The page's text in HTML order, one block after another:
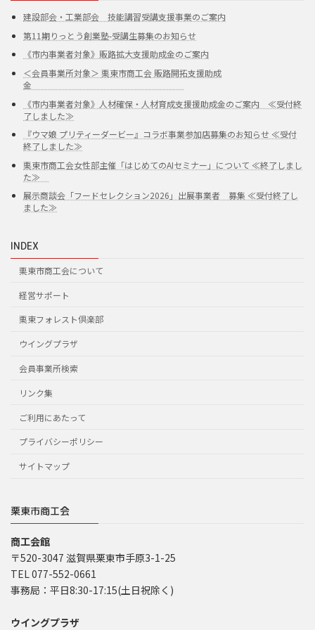
建設部会・工業部会 技能講習受講支援事業のご案内
第11期りっとう創業塾-受講生募集のお知らせ
《市内事業者対象》販路拡大支援助成金のご案内
＜会員事業所対象＞ 栗東市商工会 販路開拓支援助成
金
《市内事業者対象》人材確保・人材育成支援援助成金のご案内 ≪受付終
了しました≫
『ウマ娘 プリティーダービー』コラボ事業参加店募集のお知らせ ≪受付
終了しました≫
栗東市商工会女性部主催「はじめてのAIセミナー」について ≪終了しまし
た≫
展示商談会「フードセレクション2026」出展事業者 募集 ≪受付終了し
ました≫
INDEX
栗東市商工会について
経営サポート
栗東フォレスト倶楽部
ウイングプラザ
会員事業所検索
リンク集
ご利用にあたって
プライバシーポリシー
サイトマップ
栗東市商工会
商工会館
〒520-3047 滋賀県栗東市手原3-1-25
TEL 077-552-0661
事務局：平日8:30-17:15(土日祝除く)
ウイングプラザ